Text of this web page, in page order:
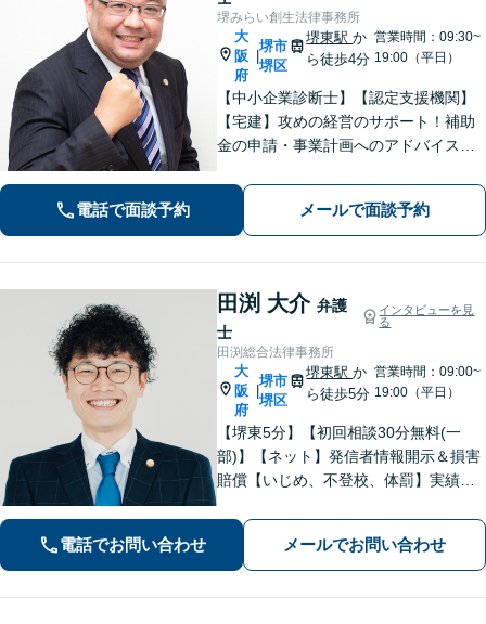
堺みらい創生法律事務所
大
阪
府
|
堺市
堺区
堺東駅か
ら徒歩4分
営業時間：09:30~
19:00（平日）
【中小企業診断士】【認定支援機関】
【宅建】攻めの経営のサポート！補助
金の申請・事業計画へのアドバイス／
せ！財産分与・事業継承／交通事故／
債務整理／労働問題も【夜間・休日面
談】【完全個室】【堺東駅4分】
電話で面談予約 メールで面談予約
田渕 大介 弁護
士
インタビューを見
る
田渕総合法律事務所
大
阪
府
|
堺市
堺区
堺東駅か
ら徒歩5分
営業時間：09:00~
19:00（平日）
【堺東5分】【初回相談30分無料(一
部)】【ネット】発信者情報開示＆損害
賠償【いじめ、不登校、体罰】実績豊
利な条件での慰謝料・離婚【労働問
題】ハラスメント事案の実績／裁判を
見据えて加害者・会社と交渉【土日祝
対応】
電話でお問い合わせ メールでお問い合わせ